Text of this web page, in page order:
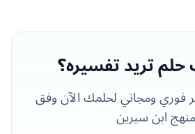
تريد تفسيره؟
فوري ومجاني لحلمك الآن وفق
منهج ابن سيرين